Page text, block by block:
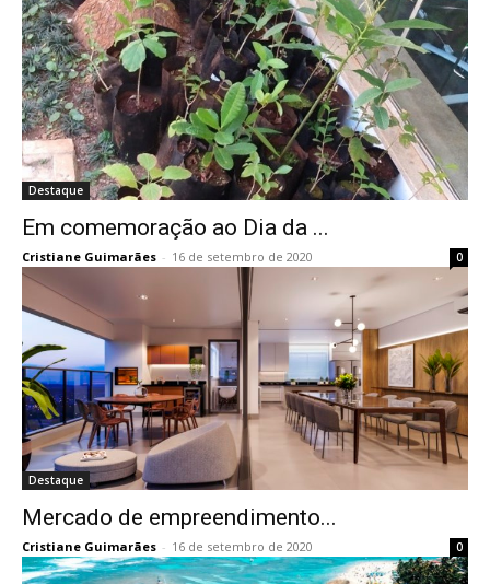
Destaque
Em comemoração ao Dia da ...
Cristiane Guimarães - 16 de setembro de 2020 0
Destaque
Mercado de empreendimento...
Cristiane Guimarães - 16 de setembro de 2020 0